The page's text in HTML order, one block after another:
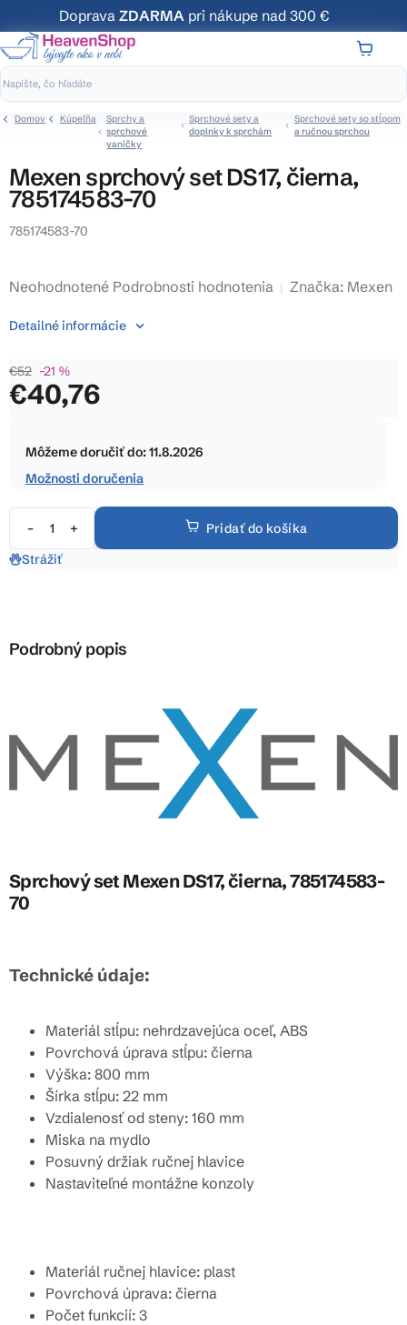
na
obsah
Doprava ZDARMA pri nákupe nad 300 €
Domov Kúpeľňa
Sprchy a
sprchové
vaničky
Sprchové sety a
doplnky k sprchám
Sprchové sety so stĺpom
a ručnou sprchou
Mexen sprchový set DS17, čierna,
785174583-70
785174583-70
Priemerné
produktu
0,0
z
Neohodnotené Podrobnosti hodnotenia Značka: Mexen
€52 –21 %
€40,76
cena:
Môžeme doručiť do:11.8.2026
Možnosti doručenia
Pridať do košíka
Detailné informácie
Strážiť
Podrobný popis
Sprchový set Mexen DS17, čierna, 785174583-
70
Technické údaje:
Materiál stĺpu: nehrdzavejúca oceľ, ABS
Povrchová úprava stĺpu: čierna
Výška: 800 mm
Šírka stĺpu: 22 mm
Vzdialenosť od steny: 160 mm
Miska na mydlo
Posuvný držiak ručnej hlavice
Nastaviteľné montážne konzoly
Materiál ručnej hlavice: plast
Povrchová úprava: čierna
Počet funkcií: 3